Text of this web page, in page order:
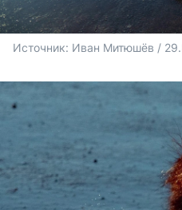
Источник: Иван Митюшёв /